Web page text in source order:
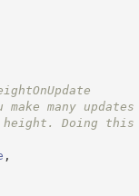
many updates
Doing this will
,